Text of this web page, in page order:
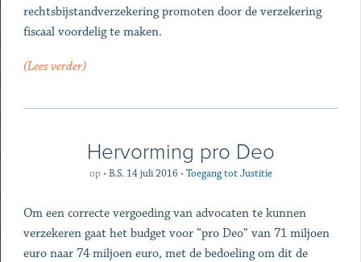
rechtsbijstandverzekering promoten door de verzekering
fiscaal voordelig te maken.
(Lees verder)
Hervorming pro Deo
op •B.S. 14 juli 2016 •Toegang tot Justitie
Om een correcte vergoeding van advocaten te kunnen
verzekeren gaat het budget voor “pro Deo” van 71 miljoen
euro naar 74 miljoen euro, met de bedoeling om dit de